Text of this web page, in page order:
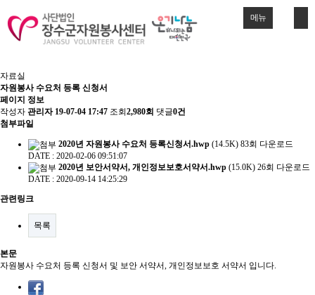
메뉴
자료실
자원봉사 수요처 등록 신청서
페이지 정보
작성자 관리자 19-07-04 17:47 조회 2,980회 댓글0건
첨부파일
2020년 자원봉사 수요처 등록신청서.hwp (14.5K) 83회 다운로드
DATE : 2020-02-06 09:51:07
2020년 보안서약서, 개인정보보호서약서.hwp (15.0K) 26회 다운로드
DATE : 2020-09-14 14:25:29
관련링크
목록
본문
자원봉사 수요처 등록 신청서 및 보안 서약서, 개인정보보호 서약서 입니다.